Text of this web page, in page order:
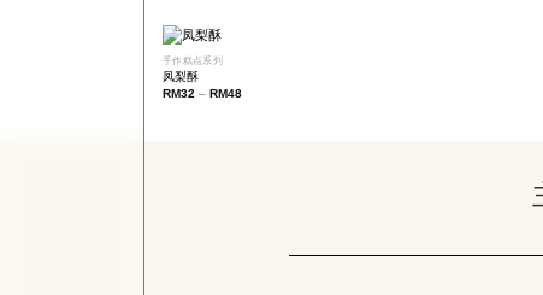
手作糕点系列
凤梨酥
RM32 – RM48